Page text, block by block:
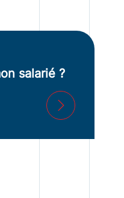
salarié ?